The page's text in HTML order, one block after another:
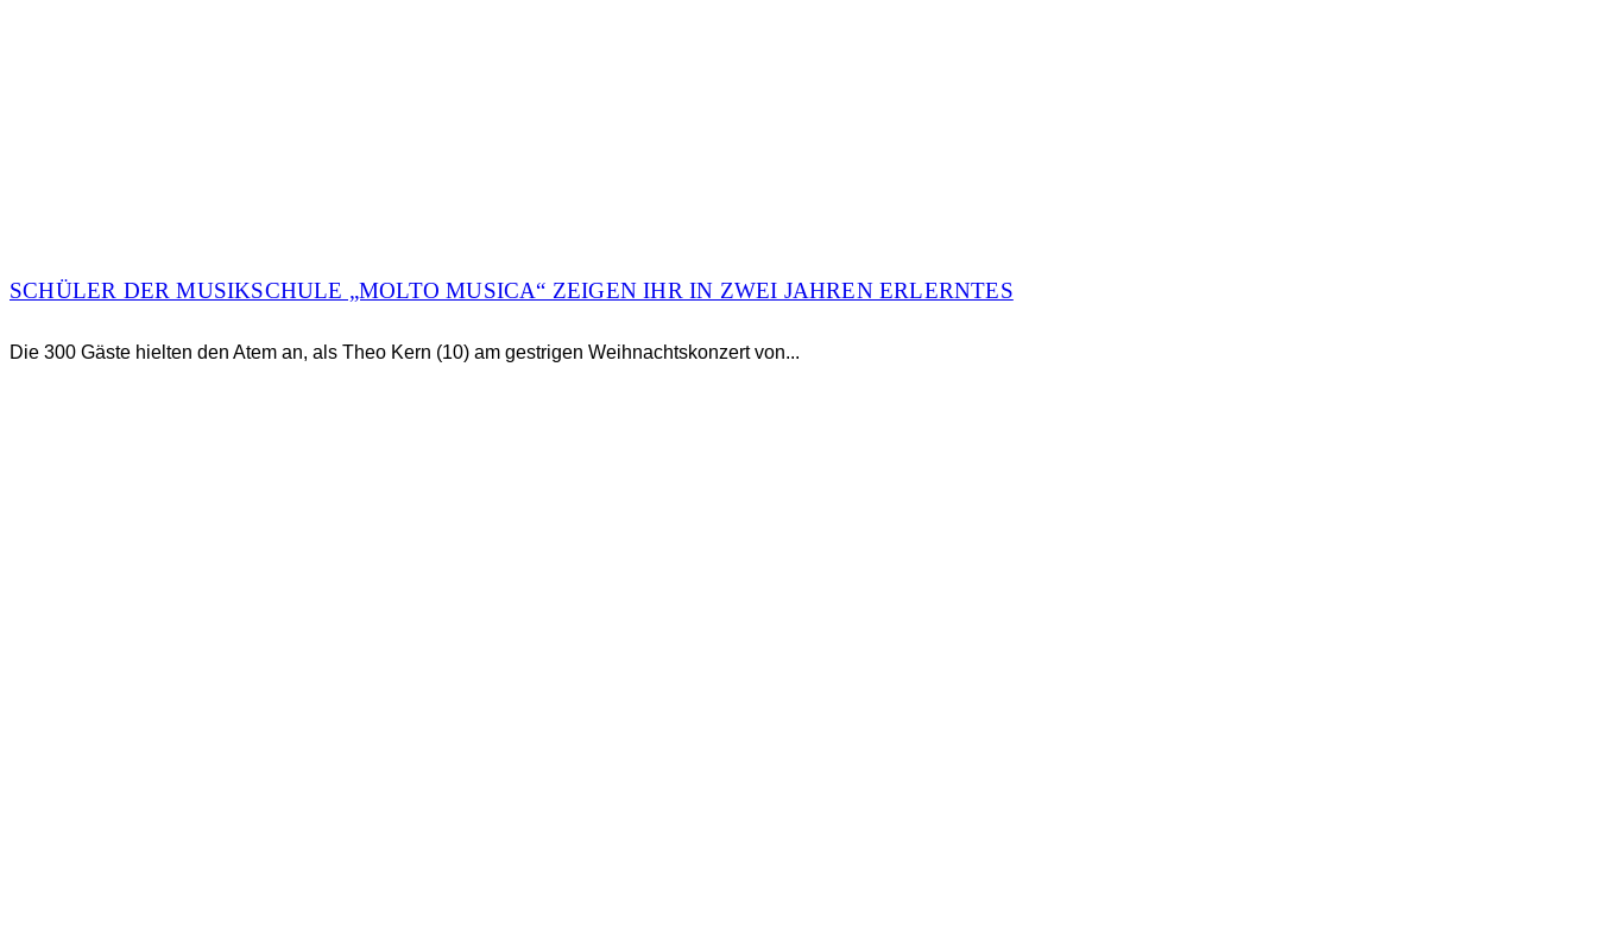
SCHÜLER DER MUSIKSCHULE „MOLTO MUSICA“ ZEIGEN IHR IN ZWEI JAHREN ERLERNTES
Die 300 Gäste hielten den Atem an, als Theo Kern (10) am gestrigen Weihnachtskonzert von...